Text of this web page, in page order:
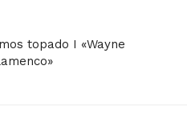
topado I «Wayne